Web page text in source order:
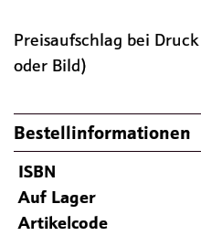
Preisaufschlag bei
oder Bild)
Bestellinformationen
ISBN
Auf Lager
Artikelcode